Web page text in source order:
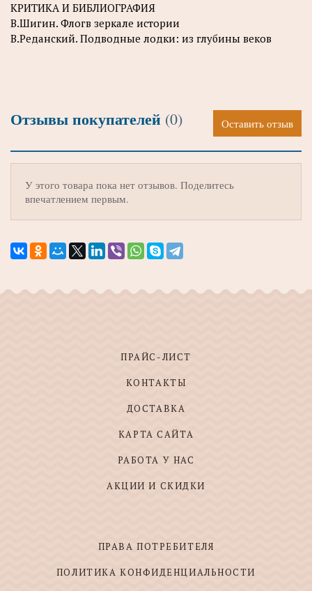
КРИТИКА И БИБЛИОГРАФИЯ
В.Шигин. Флогв зеркале истории
В.Реданский. Подводные лодки: из глубины веков
Отзывы покупателей (0) Оставить отзыв
У этого товара пока нет отзывов. Поделитесь
впечатлением первым.
ПРАЙС-ЛИСТ
КОНТАКТЫ
ДОСТАВКА
КАРТА САЙТА
РАБОТА У НАС
АКЦИИ И СКИДКИ
ПРАВА ПОТРЕБИТЕЛЯ
ПОЛИТИКА КОНФИДЕНЦИАЛЬНОСТИ